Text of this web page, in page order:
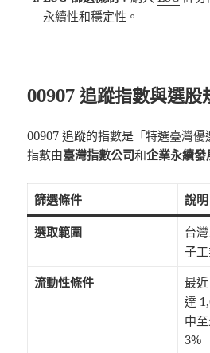
永續性和穩定性。
00907 追蹤指數與選股
00907 追蹤的指數是「特選臺灣
指數由臺灣指數公司和企業永續發
篩選條件 說明
選取範圍
台
子
流動性條件
最
達
中
3%